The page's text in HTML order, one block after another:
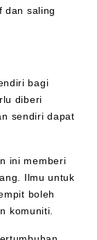
dan saling
bagi
diberi
sendiri dapat
ini memberi
Ilmu untuk
boleh
komuniti.